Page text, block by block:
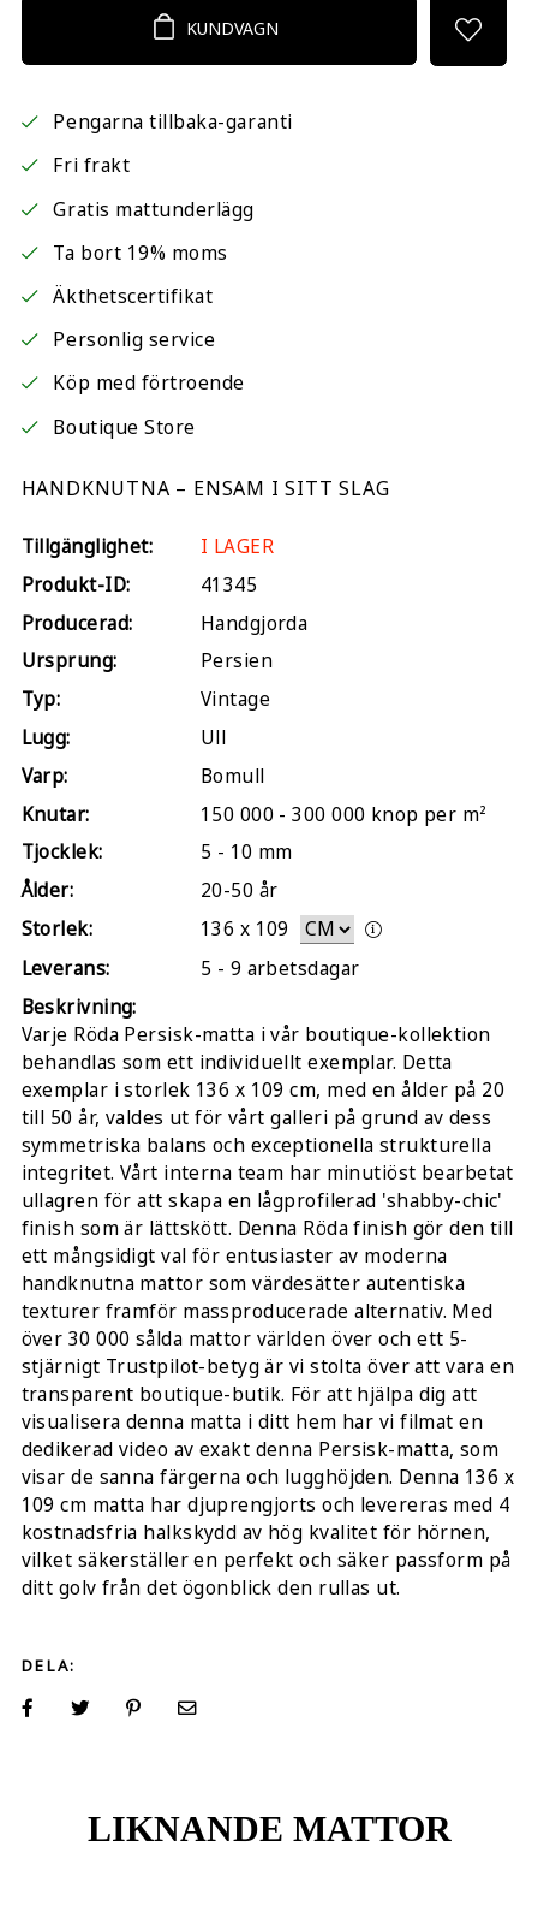
KUNDVAGN
Pengarna tillbaka-garanti
Fri frakt
Gratis mattunderlägg
Ta bort 19% moms
Äkthetscertifikat
Personlig service
Köp med förtroende
Boutique Store
HANDKNUTNA – ENSAM I SITT SLAG
Tillgänglighet:
I LAGER
Produkt-ID:
41345
Producerad:
Handgjorda
Ursprung:
Persien
Typ:
Vintage
Lugg:
Ull
Varp:
Bomull
Knutar:
150 000 - 300 000 knop per m²
Tjocklek:
5 - 10 mm
Ålder:
20-50 år
Storlek:
136 x 109
Leverans:
5 - 9 arbetsdagar
Beskrivning:
Varje Röda Persisk-matta i vår boutique-kollektion
behandlas som ett individuellt exemplar. Detta
exemplar i storlek 136 x 109 cm, med en ålder på 20
till 50 år, valdes ut för vårt galleri på grund av dess
symmetriska balans och exceptionella strukturella
integritet. Vårt interna team har minutiöst bearbetat
ullagren för att skapa en lågprofilerad 'shabby-chic'
finish som är lättskött. Denna Röda finish gör den till
ett mångsidigt val för entusiaster av moderna
handknutna mattor som värdesätter autentiska
texturer framför massproducerade alternativ. Med
över 30 000 sålda mattor världen över och ett 5-
stjärnigt Trustpilot-betyg är vi stolta över att vara en
transparent boutique-butik. För att hjälpa dig att
visualisera denna matta i ditt hem har vi filmat en
dedikerad video av exakt denna Persisk-matta, som
visar de sanna färgerna och lugghöjden. Denna 136 x
109 cm matta har djuprengjorts och levereras med 4
kostnadsfria halkskydd av hög kvalitet för hörnen,
vilket säkerställer en perfekt och säker passform på
ditt golv från det ögonblick den rullas ut.
DELA:
LIKNANDE MATTOR